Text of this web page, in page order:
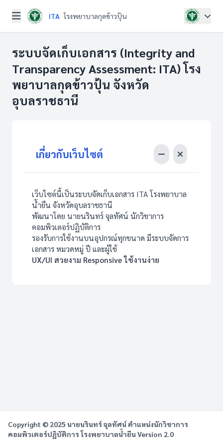
ITA โรงพยาบาลกุดข้าวปุ้น
ระบบจัดเก็บเอกสาร (Integrity and
Transparency Assessment: ITA) โรง
พยาบาลกุดข้าวปุ้น จังหวัด
อุบลราชธานี
เกี่ยวกับเว็บไซต์
เว็บไซต์นี้เป็นระบบจัดเก็บเอกสาร ITA โรงพยาบาล
น้ำยืน จังหวัดอุบลราชธานี
พัฒนาโดย นายนรินทร์ จุลทัศน์ นักวิชาการ
คอมพิวเตอร์ปฏิบัติการ
รองรับการใช้งานบนอุปกรณ์ทุกขนาด มีระบบจัดการ
เอกสาร หมวดหมู่ ปี และผู้ใช้
UX/UI สวยงาม Responsive ใช้งานง่าย
Copyright © 2025 นายนรินทร์ จุลทัศน์ ตําแหน่งนักวิชาการ
คอมพิวเตอร์ปฏิบัติการ โรงพยาบาลน้ำยืน Version 2.0